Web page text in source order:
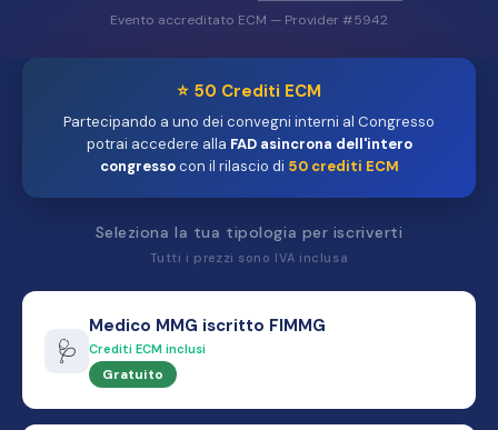
Evento accreditato ECM — Provider #5942
⭐ 50 Crediti ECM
Partecipando a uno dei convegni interni al Congresso
potrai accedere alla FAD asincrona dell'intero
congressocon il rilascio di 50 crediti ECM
Seleziona la tua tipologia per iscriverti
Tutti i prezzi sono IVA inclusa
🩺
Medico MMG iscritto FIMMG
Crediti ECM inclusi
Gratuito